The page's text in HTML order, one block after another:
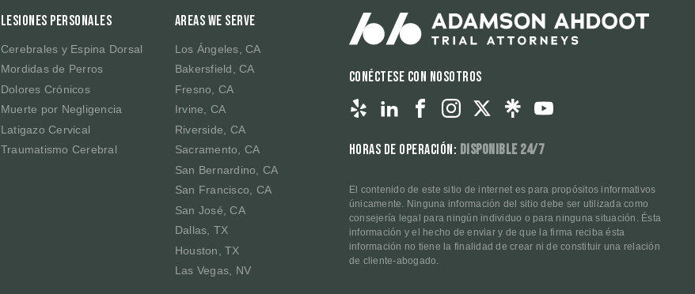
Lesiones Personales
Cerebrales y Espina Dorsal
Mordidas de Perros
Dolores Crónicos
Muerte por Negligencia
Latigazo Cervical
Traumatismo Cerebral
Areas We Serve
Los Ángeles, CA
Bakersfield, CA
Fresno, CA
Irvine, CA
Riverside, CA
Sacramento, CA
San Bernardino, CA
San Francisco, CA
San José, CA
Dallas, TX
Houston, TX
Las Vegas, NV
Conéctese con nosotros
Horas de operación: Disponible 24/7
El contenido de este sitio de internet es para propósitos informativos
únicamente. Ninguna información del sitio debe ser utilizada como
consejería legal para ningún individuo o para ninguna situación. Ésta
información y el hecho de enviar y de que la firma reciba ésta
información no tiene la finalidad de crear ni de constituir una relación
de cliente-abogado.